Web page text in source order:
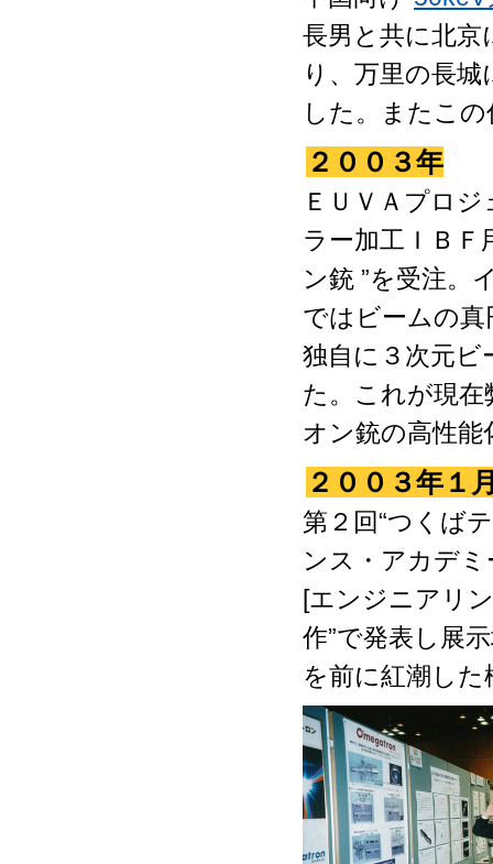
長男と共に北京
り、万里の長
した。またこ
２００３年
ＥＵＶＡプロ
ラー加工ＩＢ
ン銃 ”を受注。
ではビームの真
独自に３次元
た。これが現在
オン銃の高性
２００３年１
第２回“つくば
ンス・アカデ
[エンジニアリ
作”で発表し展
を前に紅潮した